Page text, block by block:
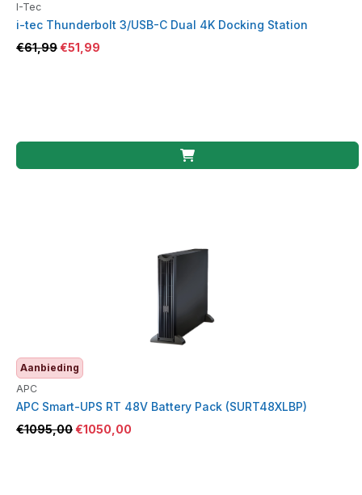
I-Tec
i-tec Thunderbolt 3/USB-C Dual 4K Docking Station
€61,99€51,99
Aanbieding
APC
APC Smart-UPS RT 48V Battery Pack (SURT48XLBP)
€1095,00€1050,00